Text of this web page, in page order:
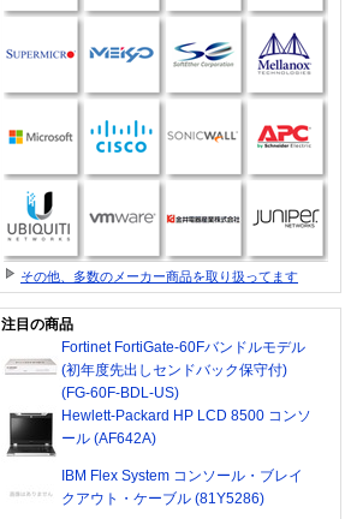
その他、多数のメーカー商品を取り扱ってます
注目の商品
Fortinet FortiGate-60Fバンドルモデル
(初年度先出しセンドバック保守付)
(FG-60F-BDL-US)
Hewlett-Packard HP LCD 8500 コンソ
ール (AF642A)
IBM Flex System コンソール・ブレイ
クアウト・ケーブル (81Y5286)